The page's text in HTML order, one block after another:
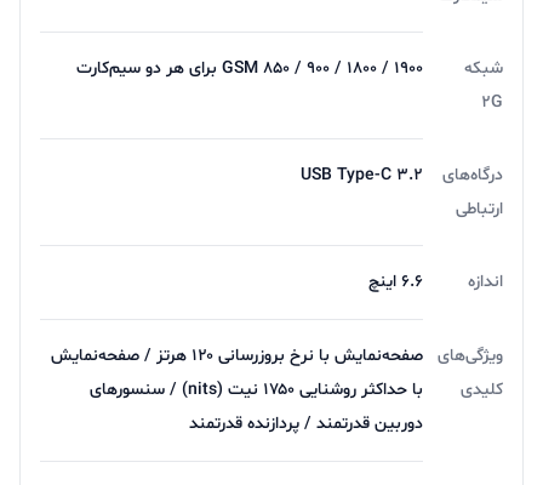
شبکه
2G
GSM ۸۵۰ / ۹۰۰ / ۱۸۰۰ / ۱۹۰۰ برای هر دو سیم‌کارت
درگاه‌های
ارتباطی
USB Type-C ۳.۲
اندازه ۶.۶ اینچ
ویژگی‌های
کلیدی
صفحه‌نمایش با نرخ بروزرسانی ۱۲۰ هرتز / صفحه‌نمایش
با حداکثر روشنایی ۱۷۵۰ نیت (nits) / سنسور‌های
دوربین قدرتمند / پردازنده قدرتمند